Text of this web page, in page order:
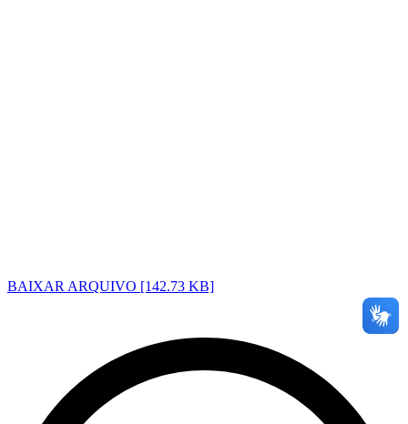
BAIXAR ARQUIVO [142.73 KB]